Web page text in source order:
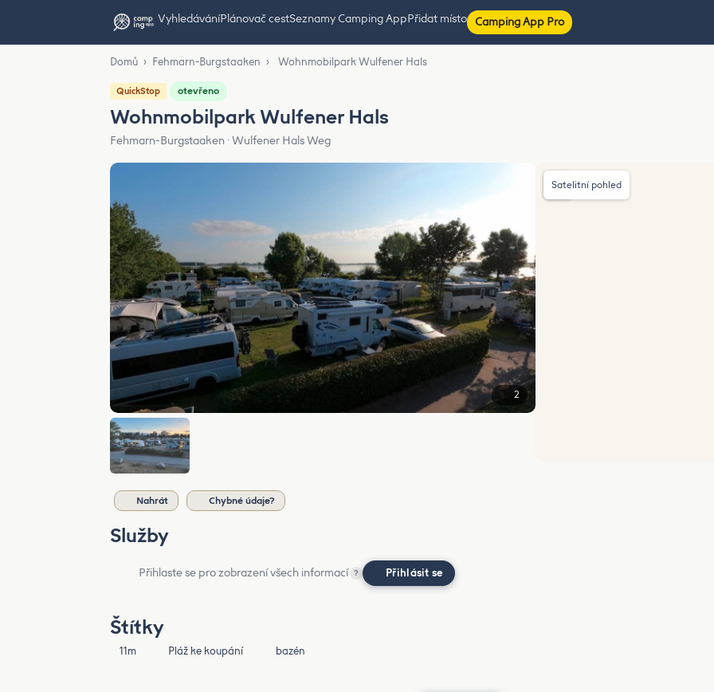
VyhledáváníPlánovač cestSeznamy Camping AppPřidat místo Camping App Pro
Domů › Fehmarn-Burgstaaken › Wohnmobilpark Wulfener Hals
QuickStop otevřeno
Wohnmobilpark Wulfener Hals
Fehmarn-Burgstaaken · Wulfener Hals Weg
2
Satelitní pohled
Nahrát Chybné údaje?
Služby
Přihlaste se pro zobrazení všech informací ? Přihlásit se
Štítky
11m Pláž ke koupání bazén